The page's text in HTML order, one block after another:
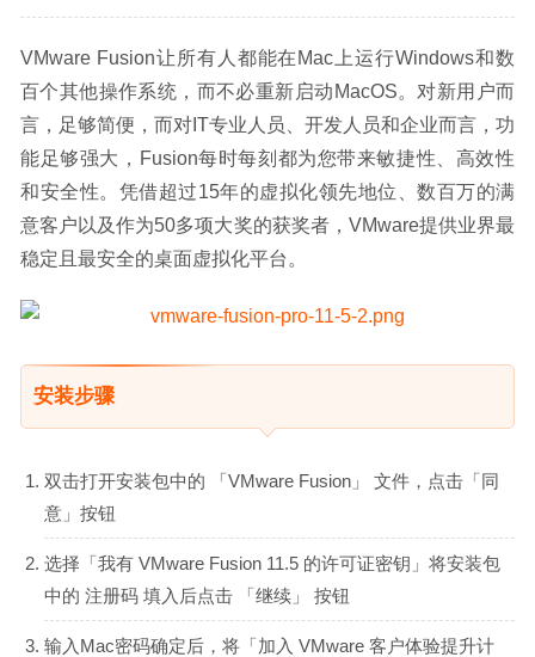
VMware Fusion让所有人都能在Mac上运行Windows和数
百个其他操作系统，而不必重新启动MacOS。对新用户而
言，足够简便，而对IT专业人员、开发人员和企业而言，功
能足够强大，Fusion每时每刻都为您带来敏捷性、高效性
和安全性。凭借超过15年的虚拟化领先地位、数百万的满
意客户以及作为50多项大奖的获奖者，VMware提供业界最
稳定且最安全的桌面虚拟化平台。
安装步骤
双击打开安装包中的 「VMware Fusion」 文件，点击「同
意」按钮
选择「我有 VMware Fusion 11.5 的许可证密钥」将安装包
中的 注册码 填入后点击 「继续」 按钮
输入Mac密码确定后，将「加入 VMware 客户体验提升计